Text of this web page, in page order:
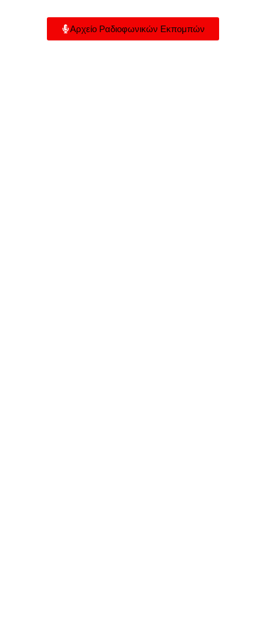
Αρχείο Ραδιοφωνικών Εκπομπών